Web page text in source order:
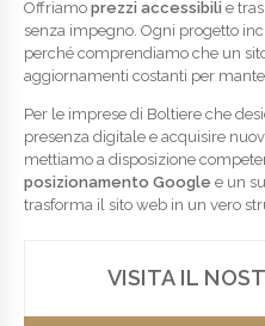
Offriamo prezzi accessibili e
senza impegno. Ogni progetto
perché comprendiamo che un
aggiornamenti costanti per
Per le imprese di Boltiere che
presenza digitale e acquisire
mettiamo a disposizione
posizionamento Google e un
trasforma il sito web in un vero
VISITA IL